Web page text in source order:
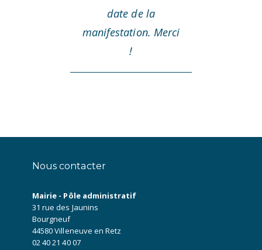
date de la
manifestation. Merci
!
Nous contacter
Mairie - Pôle administratif
31 rue des Jaunins
Bourgneuf
44580 Villeneuve en Retz
02 40 21 40 07